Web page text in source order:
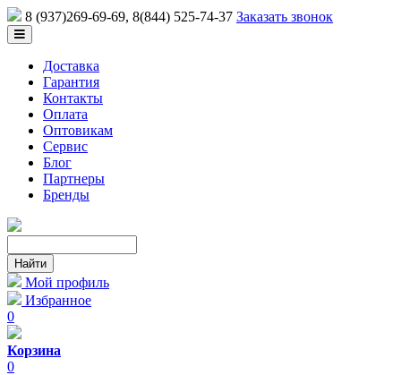
8 (937)269-69-69, 8(844) 525-74-37 Заказать звонок
Доставка
Гарантия
Контакты
Оплата
Оптовикам
Сервис
Блог
Партнеры
Бренды
Мой профиль
Избранное
0
Корзина
0